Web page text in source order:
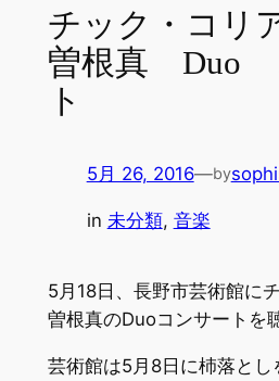
チック・コ
曽根真 Duo
ト
5月 26, 2016—by
in 未分類, 音楽
5月18日、長野市芸術館に
曽根真のDuoコンサートを
芸術館は5月8日に杮落とし